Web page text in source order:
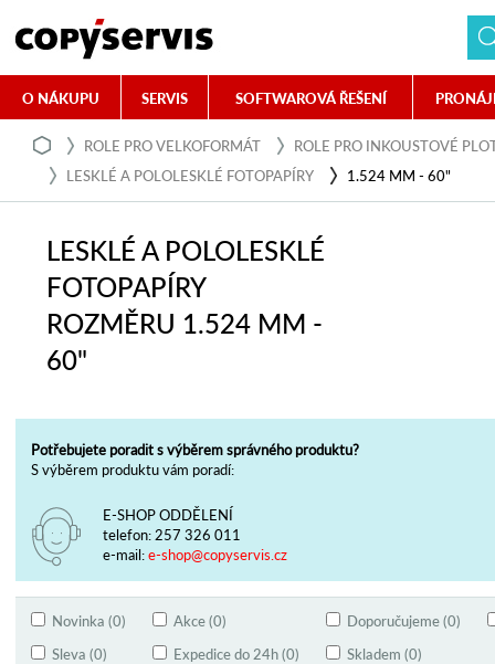
O NÁKUPU SERVIS SOFTWAROVÁ ŘEŠENÍ
ROLE PRO VELKOFORMÁT
ROLE PRO INKOUSTOVÉ
LESKLÉ A POLOLESKLÉ FOTOPAPÍRY
1.524 MM - 60"
LESKLÉ A POLOLESKLÉ
FOTOPAPÍRY
ROZMĚRU 1.524 MM -
60"
Potřebujete poradit s výběrem správného produktu?
S výběrem produktu vám poradí:
E-SHOP ODDĚLENÍ
telefon: 257 326 011
e-mail:e-shop@copyservis.cz
Novinka (0) Akce (0)
Doporučujeme (0)
Sleva (0)
Expedice do 24h (0)
Skladem (0)